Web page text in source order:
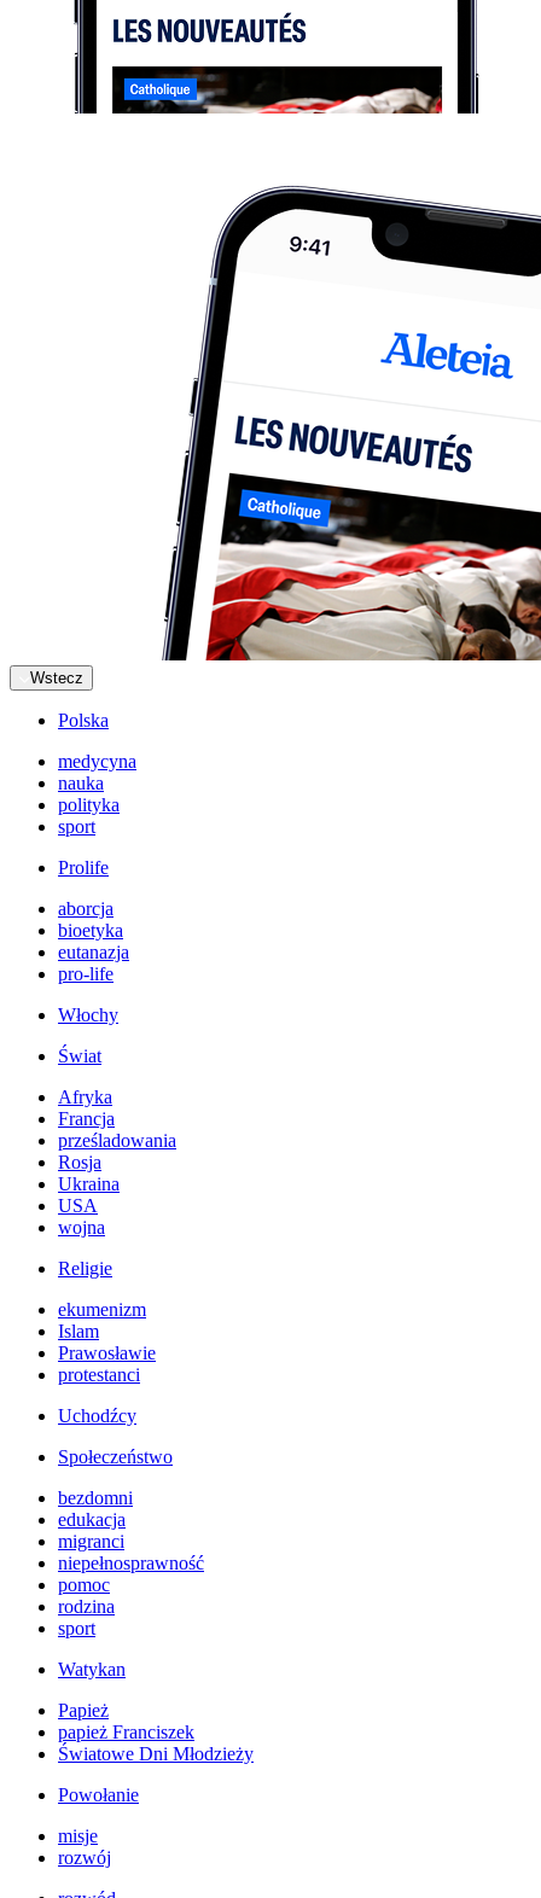
Wstecz
Polska
medycyna
nauka
polityka
sport
Prolife
aborcja
bioetyka
eutanazja
pro-life
Włochy
Świat
Afryka
Francja
prześladowania
Rosja
Ukraina
USA
wojna
Religie
ekumenizm
Islam
Prawosławie
protestanci
Uchodźcy
Społeczeństwo
bezdomni
edukacja
migranci
niepełnosprawność
pomoc
rodzina
sport
Watykan
Papież
papież Franciszek
Światowe Dni Młodzieży
Powołanie
misje
rozwój